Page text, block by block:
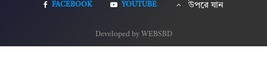
FACEBOOK YOUTUBE উপরে যান
Developed by WEBSBD